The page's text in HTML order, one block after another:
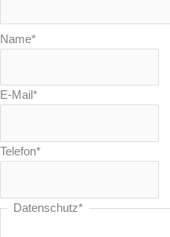
Name*
E-Mail*
Telefon*
Datenschutz*